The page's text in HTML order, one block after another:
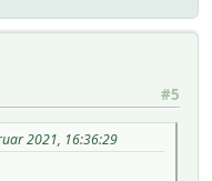
#5
2021, 16:36:29